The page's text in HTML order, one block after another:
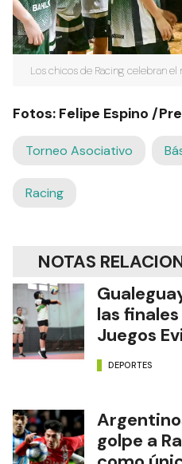
Los chicos de Racing celebran
Fotos: Felipe Espino /
Torneo Asociativo
Racing
NOTAS
las
Juegos
DEPORTES
golpe a